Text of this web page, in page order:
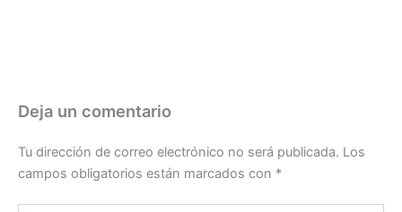
Deja un comentario
Tu dirección de correo electrónico no será publicada. Los
campos obligatorios están marcados con *